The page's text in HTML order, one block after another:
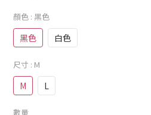
顏色 : 黑色
黑色 白色
尺寸 : M
M L
數量